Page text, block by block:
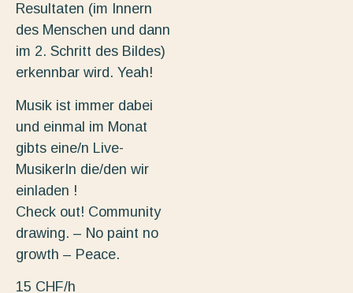
Resultaten (im Innern
des Menschen und dann
im 2. Schritt des Bildes)
erkennbar wird. Yeah!
Musik ist immer dabei
und einmal im Monat
gibts eine/n Live-
MusikerIn die/den wir
einladen !
Check out! Community
drawing. – No paint no
growth – Peace.
15 CHF/h